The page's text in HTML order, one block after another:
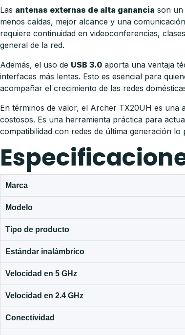
Las antenas externas de alta ganancia son un
menos caídas, mejor alcance y una
requiere continuidad en videoconferencias,
general de la red.
Además, el uso de USB 3.0 aporta una ventaja
interfaces más lentas. Esto es esencial para
acompañar el crecimiento de las redes
En términos de valor, el Archer TX20UH es una
costosos. Es una herramienta práctica para
compatibilidad con redes de última generación
Marca
Modelo
Tipo de producto
Estándar inalámbrico
Velocidad en 5 GHz
Velocidad en 2.4 GHz
Conectividad